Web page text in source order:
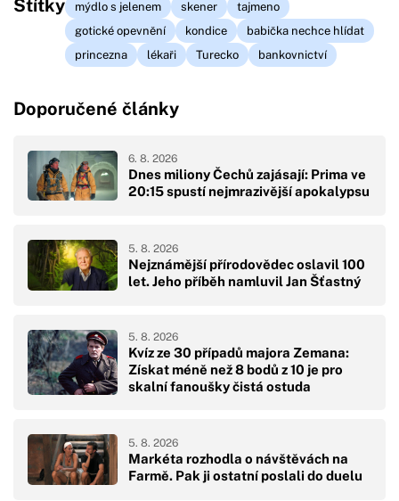
Štítky mýdlo s jelenem skener
tajmeno
gotické opevnění
kondice
babička nechce hlídat
princezna
lékaři Turecko bankovnictví
Doporučené články
Dnes miliony Čechů zajásají: Prima ve
20:15 spustí nejmrazivější apokalypsu
6. 8. 2026
Nejznámější přírodovědec oslavil 100
let. Jeho příběh namluvil Jan Šťastný
5. 8. 2026
Kvíz ze 30 případů majora Zemana:
Získat méně než 8 bodů z 10 je pro
skalní fanoušky čistá ostuda
5. 8. 2026
Markéta rozhodla o návštěvách na
Farmě. Pak ji ostatní poslali do duelu
5. 8. 2026